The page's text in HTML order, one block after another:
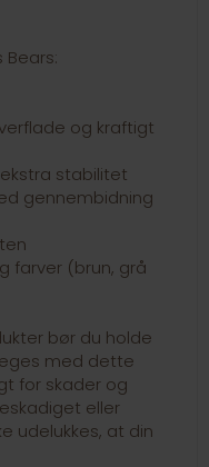
Bears:
og kraftigt
stabilitet
gennembidning
farver (brun, grå
bør du holde
med dette
for skader og
eller
udelukkes, at din